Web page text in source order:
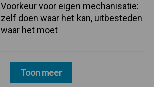
Voorkeur voor eigen mechanisatie:
zelf doen waar het kan, uitbesteden
waar het moet
Toon meer